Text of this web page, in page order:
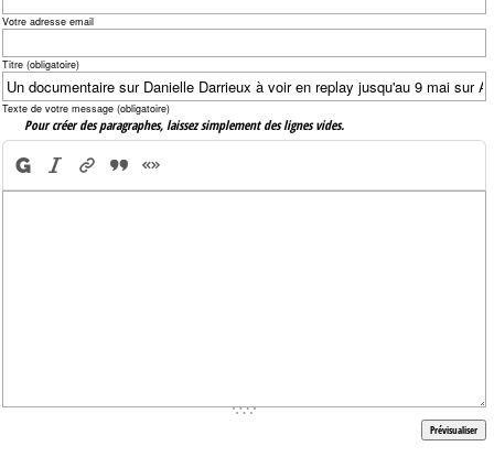
Votre adresse email
Titre (obligatoire)
Texte de votre message (obligatoire)
Pour créer des paragraphes, laissez simplement des lignes vides.